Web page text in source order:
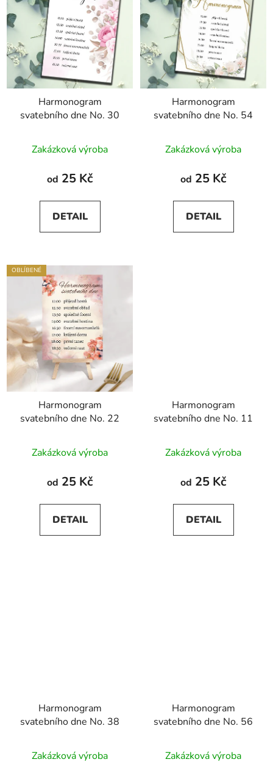
Harmonogram
svatebního dne No. 30
Zakázková výroba
od 25 Kč
DETAIL
Harmonogram
svatebního dne No. 54
Zakázková výroba
od 25 Kč
DETAIL
OBLÍBENÉ
Harmonogram
svatebního dne No. 22
Zakázková výroba
od 25 Kč
DETAIL
Harmonogram
svatebního dne No. 11
Zakázková výroba
od 25 Kč
DETAIL
Harmonogram
svatebního dne No. 38
Zakázková výroba
Harmonogram
svatebního dne No. 56
Zakázková výroba